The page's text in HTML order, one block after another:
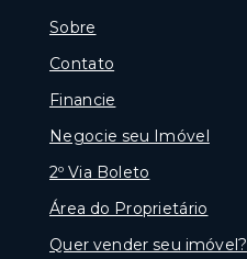
Sobre
Contato
Financie
Negocie seu Imóvel
2º Via Boleto
Área do Proprietário
Quer vender seu imóvel?